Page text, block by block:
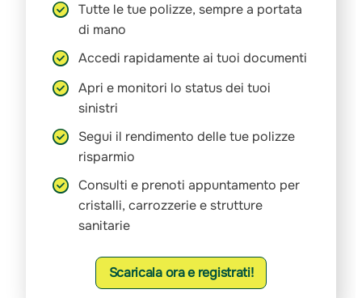
Tutte le tue polizze, sempre a portata
di mano
Accedi rapidamente ai tuoi documenti
Apri e monitori lo status dei tuoi
sinistri
Segui il rendimento delle tue polizze
risparmio
Consulti e prenoti appuntamento per
cristalli, carrozzerie e strutture
sanitarie
Scaricala ora e registrati!